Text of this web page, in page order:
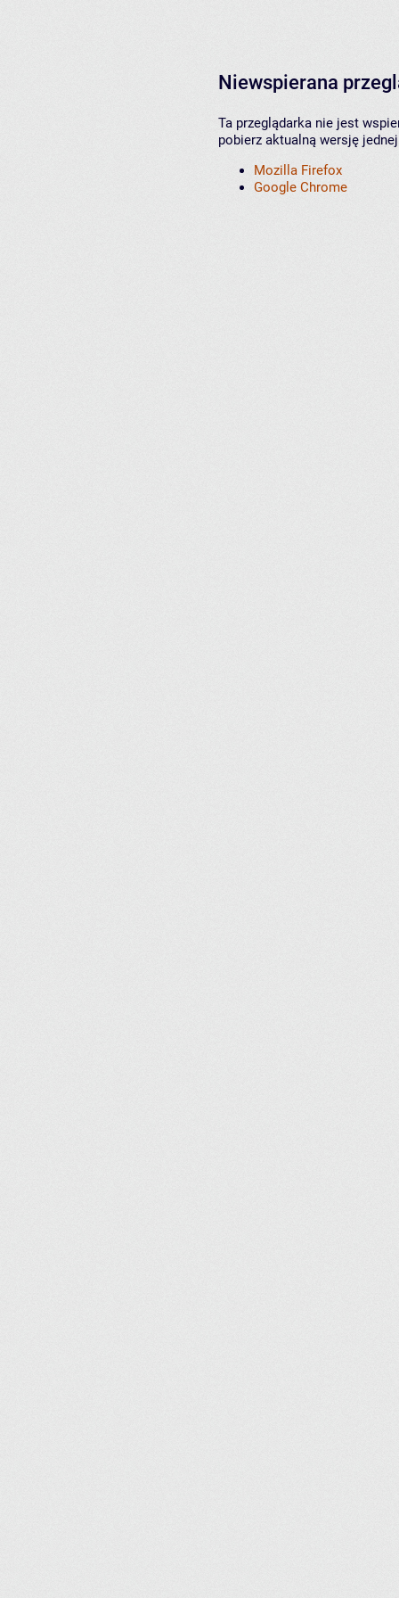
Niewspierana
Ta przeglądarka nie jest
pobierz aktualną wersję
Mozilla Firefox
Google Chrome